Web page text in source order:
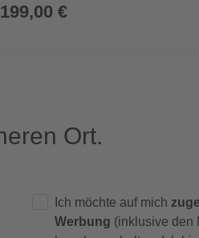
199,00 €
Ort.
Ich möchte auf mich
Werbung (inklusive den